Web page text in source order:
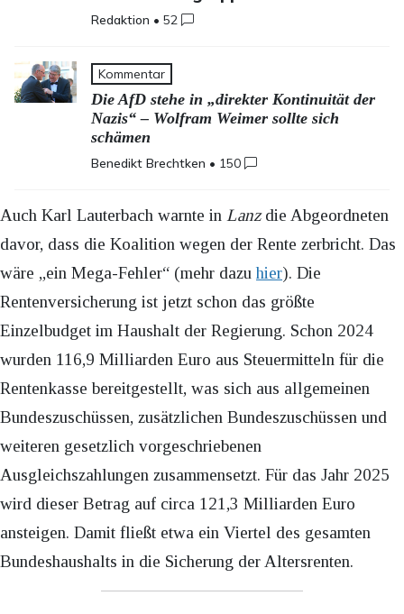
Redaktion •52
Kommentar
Die AfD stehe in „direkter Kontinuität der
Nazis“ – Wolfram Weimer sollte sich
schämen
Benedikt Brechtken • 150
Auch Karl Lauterbach warnte in Lanzdie Abgeordneten
davor, dass die Koalition wegen der Rente zerbricht. Das
wäre „ein Mega-Fehler“ (mehr dazuhier). Die
Rentenversicherung ist jetzt schon das größte
Einzelbudget im Haushalt der Regierung. Schon 2024
wurden 116,9 Milliarden Euro aus Steuermitteln für die
Rentenkasse bereitgestellt, was sich aus allgemeinen
Bundeszuschüssen, zusätzlichen Bundeszuschüssen und
weiteren gesetzlich vorgeschriebenen
Ausgleichszahlungen zusammensetzt. Für das Jahr 2025
wird dieser Betrag auf circa 121,3 Milliarden Euro
ansteigen. Damit fließt etwa ein Viertel des gesamten
Bundeshaushalts in die Sicherung der Altersrenten.